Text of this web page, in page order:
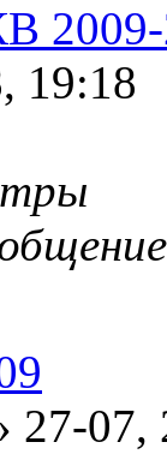
19:18
27-07,